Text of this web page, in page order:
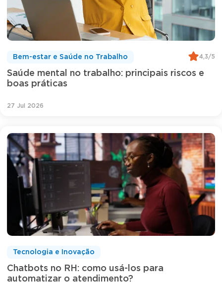
Saúde mental no trabalho: principais riscos e
boas práticas
Bem-estar e Saúde no Trabalho 4,3/5
27 Jul 2026
Chatbots no RH: como usá-los para
automatizar o atendimento?
Tecnologia e Inovação